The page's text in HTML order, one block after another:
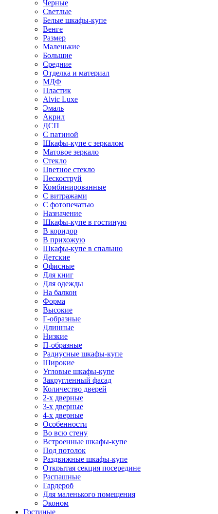
Черные
Светлые
Белые шкафы-купе
Венге
Размер
Маленькие
Большие
Средние
Отделка и материал
МДФ
Пластик
Alvic Luxe
Эмаль
Акрил
ДСП
С патиной
Шкафы-купе с зеркалом
Матовое зеркало
Стекло
Цветное стекло
Пескоструй
Комбинированные
С витражами
С фотопечатью
Назначение
Шкафы-купе в гостиную
В коридор
В прихожую
Шкафы-купе в спальню
Детские
Офисные
Для книг
Для одежды
На балкон
Форма
Высокие
Г-образные
Длинные
Низкие
П-образные
Радиусные шкафы-купе
Широкие
Угловые шкафы-купе
Закругленный фасад
Количество дверей
2-х дверные
3-х дверные
4-х дверные
Особенности
Во всю стену
Встроенные шкафы-купе
Под потолок
Раздвижные шкафы-купе
Открытая секция посередине
Распашные
Гардероб
Для маленького помещения
Эконом
Гостиные